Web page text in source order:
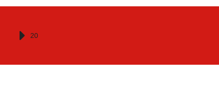
Je bent hier:
20